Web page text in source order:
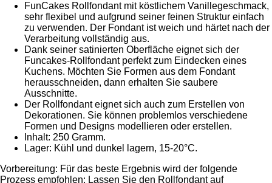
FunCakes Rollfondant mit köstlichem Vanillegeschmack,
sehr flexibel und aufgrund seiner feinen Struktur einfach
zu verwenden. Der Fondant ist weich und härtet nach der
Verarbeitung vollständig aus.
Dank seiner satinierten Oberfläche eignet sich der
Funcakes-Rollfondant perfekt zum Eindecken eines
Kuchens. Möchten Sie Formen aus dem Fondant
herausschneiden, dann erhalten Sie saubere
Ausschnitte.
Der Rollfondant eignet sich auch zum Erstellen von
Dekorationen. Sie können problemlos verschiedene
Formen und Designs modellieren oder erstellen.
Inhalt: 250 Gramm.
Lager: Kühl und dunkel lagern, 15-20°C.
Vorbereitung: Für das beste Ergebnis wird der folgende
Prozess empfohlen: Lassen Sie den Rollfondant auf